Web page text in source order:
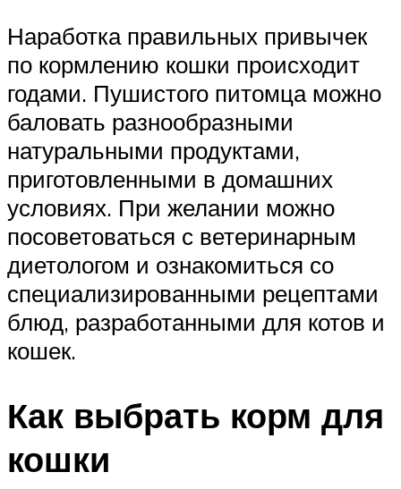
Наработка правильных привычек
по кормлению кошки происходит
годами. Пушистого питомца можно
баловать разнообразными
натуральными продуктами,
приготовленными в домашних
условиях. При желании можно
посоветоваться с ветеринарным
диетологом и ознакомиться со
специализированными рецептами
блюд, разработанными для котов и
кошек.
Как выбрать корм для
кошки